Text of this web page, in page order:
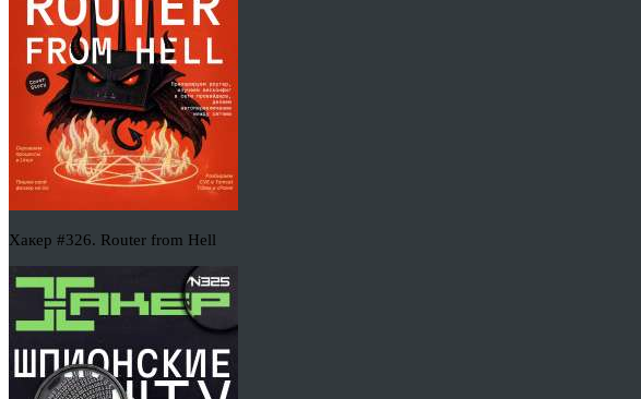
Хакер #326. Router from Hell